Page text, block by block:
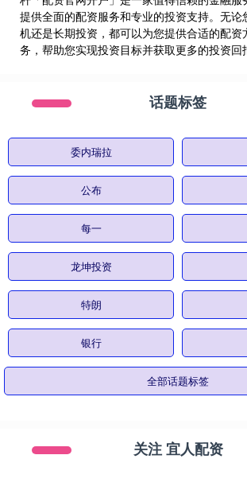
提供全面的配资服务和专业的投资支持。无论
机还是长期投资，都可以为您提供合适的配资
务，帮助您实现投资目标并获取更多的投资回
话题标签
委内瑞拉
公布
每一
龙坤投资
特朗
银行
全部话题标签
关注 宜人配资